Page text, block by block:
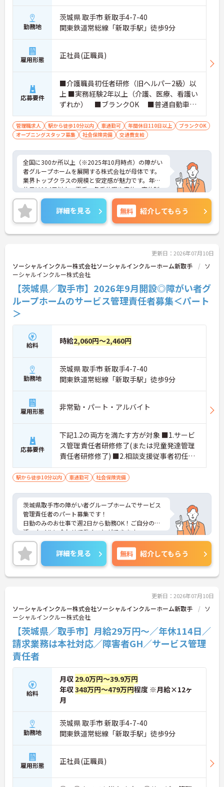
勤務地
茨城県 取手市 新取手4-7-40
関東鉄道常総線「新取手駅」徒歩9分
雇用形態 正社員(正職員)
応募要件
■介護職員初任者研修（旧ヘルパー2級）以
上 ■実務経験2年以上（介護、医療、看護い
ずれか） ■ブランクOK ■普通自動車運
転免許(AT限定可) ■経験2年以上必須 ※
管理業務に就かれていた方歓迎
管理職求人 駅から徒歩10分以内 車通勤可 年間休日110日以上
ブランクOK
オープニングスタッフ募集
社会保険完備 交通費支給
全国に300か所以上（※2025年10月時点）の障がい
者グループホームを展開する株式会社が母体です。
業界トップクラスの規模と安定感が魅力です。年間
休日は114日以上、夏季・冬季休暇や産休・育休制
度もしっかり整っており、プライベートとの両立も
可能。これまでのご経験を活かし、新しいキャリア
を築きたい方、ぜひご応募ください。20代から60代
まで、幅広い年代の方が活躍できる職場です。ご興
味のある方は詳細等をお伝えしますので、お気軽に
詳細を見る 無料 紹介してもらう
更新日：2026年07月10日
ソーシャルインクルー株式会社ソーシャルインクルーホーム新取手
ソ
ーシャルインクルー株式会社
【茨城県／取手市】2026年9月開設◎障がい者グ
ループホームのサービス管理責任者募集＜パート
＞
給料 時給2,060円～2,460円
勤務地
茨城県 取手市 新取手4-7-40
関東鉄道常総線「新取手駅」徒歩9分
雇用形態 非常勤・パート・アルバイト
応募要件
下記1.2の両方を満たす方が対象 ■1.サービ
ス管理責任者研修修了(または児童発達管理
責任者研修修了) ■2.相談支援従事者初任者
研修修了(または相談支援従事者実務者研修
修了) ■経験1年以上～3年未満
駅から徒歩10分以内 車通勤可 社会保険完備
茨城県取手市の障がい者グループホームでサービス
管理責任者のパート募集です！
日勤のみのお仕事で週2日から勤務OK！ご自分の生
活スタイルに合わせて働くことができます
◎
正社員登用制度や昇給制度等もあり、しっかりと頑
張りが評価される環境です。
ご興味のある方は面接ポイントをお伝えしますの
で、お気軽にご連絡ください！
詳細を見る 無料 紹介してもらう
更新日：2026年07月10日
ソーシャルインクルー株式会社ソーシャルインクルーホーム新取手
ソ
ーシャルインクルー株式会社
【茨城県／取手市】月給29万円～／年休114日／
請求業務は本社対応／障害者GH／サービス管理
責任者
給料
月収 29.0万円～39.9万円
年収348万円～479万円程度 ※月給×12ヶ
月
勤務地
茨城県 取手市 新取手4-7-40
関東鉄道常総線「新取手駅」徒歩9分
雇用形態 正社員(正職員)